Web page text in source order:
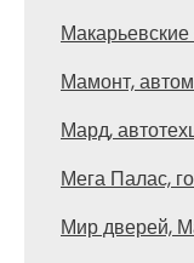
Мамонт,
Мард,
Мега Палас,
Мир дверей,